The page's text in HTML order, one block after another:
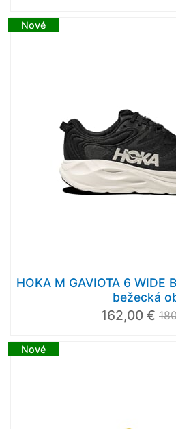
Nové
HOKA M GAVIOTA 6
bežecká
162,00 €
Nové